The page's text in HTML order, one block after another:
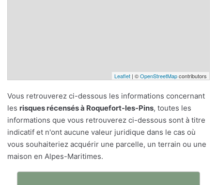
Leaflet | ©OpenStreetMapcontributors
Vous retrouverez ci-dessous les informations concernant
les risques récensés à Roquefort-les-Pins, toutes les
informations que vous retrouverez ci-dessous sont à titre
indicatif et n'ont aucune valeur juridique dans le cas où
vous souhaiteriez acquérir une parcelle, un terrain ou une
maison en Alpes-Maritimes.